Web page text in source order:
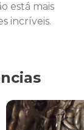
está mais
incríveis.